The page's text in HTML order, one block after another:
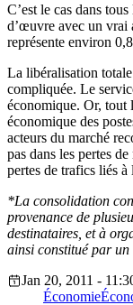
C’est le cas dans
d’œuvre avec un vrai
représente environ
La libéralisation
compliquée. Le
économique. Or, tout
économique des
acteurs du marché
pas dans les pertes
pertes de trafics liés
*La consolidation
provenance de
destinataires, et à
ainsi constitué par un
Jan 20, 2011 -
Économie